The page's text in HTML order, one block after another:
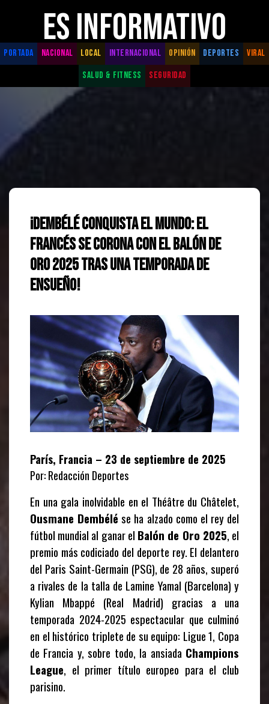
ES INFORMATIVO
PORTADA NACIONAL LOCAL INTERNACIONAL OPINIÓN DEPORTES
VIRAL
SALUD & FITNESS
SEGURIDAD
¡Dembélé conquista el mundo: El
francés se corona con el Balón de
Oro 2025 tras una temporada de
ensueño!
París, Francia – 23 de septiembre de 2025
Por: Redacción Deportes
En una gala inolvidable en el Théâtre du Châtelet,
Ousmane Dembélé se ha alzado como el rey del
fútbol mundial al ganar el Balón de Oro 2025, el
premio más codiciado del deporte rey. El delantero
del Paris Saint-Germain (PSG), de 28 años, superó
a rivales de la talla de Lamine Yamal (Barcelona) y
Kylian Mbappé (Real Madrid) gracias a una
temporada 2024-2025 espectacular que culminó
en el histórico triplete de su equipo: Ligue 1, Copa
de Francia y, sobre todo, la ansiada Champions
League, el primer título europeo para el club
parisino.